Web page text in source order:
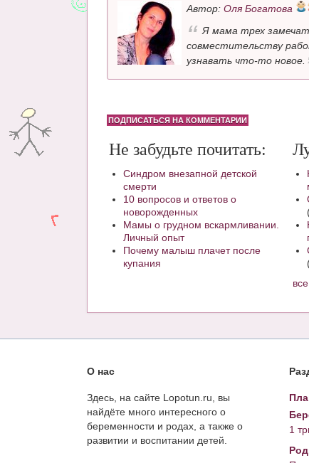
Автор: Оля Богатова
Я мама трех
совместительству
узнавать что-то новое.
ПОДПИСАТЬСЯ НА КОММЕНТАРИИ
Не забудьте почитать:
Синдром внезапной детской
смерти
10 вопросов и ответов о
новорожденных
Мамы о грудном вскармливании.
Личный опыт
Почему малыш плачет после
купания
О нас
Здесь, на сайте Lopotun.ru, вы
найдёте много интересного о
беременности и родах, а также о
развитии и воспитании детей.
1